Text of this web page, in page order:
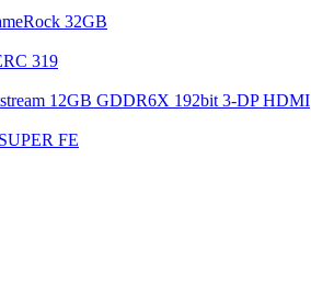
32GB
319
12GB GDDR6X 192bit 3-DP HDMI
FE